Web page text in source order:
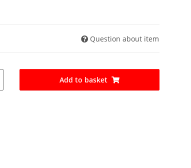
Question about item
Add to basket